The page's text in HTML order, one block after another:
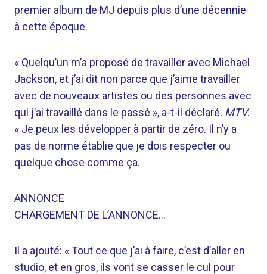
premier album de MJ depuis plus d’une décennie
à cette époque.
« Quelqu’un m’a proposé de travailler avec Michael
Jackson, et j’ai dit non parce que j’aime travailler
avec de nouveaux artistes ou des personnes avec
qui j’ai travaillé dans le passé », a-t-il déclaré. MTV.
« Je peux les développer à partir de zéro. Il n’y a
pas de norme établie que je dois respecter ou
quelque chose comme ça.
ANNONCE
CHARGEMENT DE L’ANNONCE…
Il a ajouté: « Tout ce que j’ai à faire, c’est d’aller en
studio, et en gros, ils vont se casser le cul pour